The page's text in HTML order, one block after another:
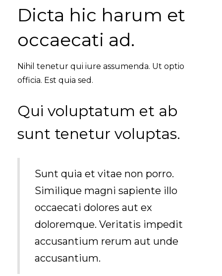
Dicta hic harum et
occaecati ad.
Nihil tenetur qui iure assumenda. Ut optio
officia. Est quia sed.
Qui voluptatum et ab
sunt tenetur voluptas.
Sunt quia et vitae non porro.
Similique magni sapiente illo
occaecati dolores aut ex
doloremque. Veritatis impedit
accusantium rerum aut unde
accusantium.